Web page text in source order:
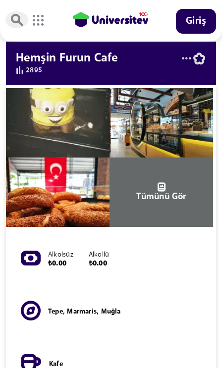
Giriş
Hemşin Furun Cafe
2895
Tümünü Gör
Alkolsüz
₺0.00
Alkollü
₺0.00
Tepe, Marmaris, Muğla
Kafe